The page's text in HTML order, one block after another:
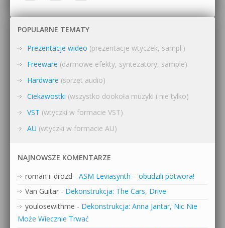
POPULARNE TEMATY
Prezentacje wideo (prezentacje wtyczek, sampli)
Freeware (darmowe efekty, syntezatory, sample)
Hardware (sprzęt audio)
Ciekawostki (wszystko dookoła muzyki i nie tylko)
VST (wtyczki w formacie VST)
AU (wtyczki w formacie AU)
NAJNOWSZE KOMENTARZE
roman i. drozd - ASM Leviasynth – obudzili potwora!
Van Guitar - Dekonstrukcja: The Cars, Drive
youlosewithme - Dekonstrukcja: Anna Jantar, Nic Nie
Może Wiecznie Trwać